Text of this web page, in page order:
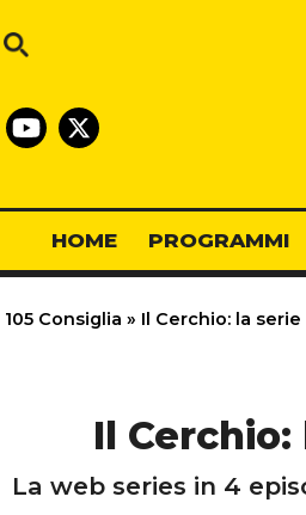
HOME PROGRAMMI
105 Consiglia » Il Cerchio: la
Il
La web series in 4